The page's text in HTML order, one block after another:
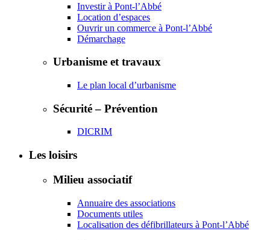
Investir à Pont-l’Abbé
Location d’espaces
Ouvrir un commerce à Pont-l’Abbé
Démarchage
Urbanisme et travaux
Le plan local d’urbanisme
Sécurité – Prévention
DICRIM
Les loisirs
Milieu associatif
Annuaire des associations
Documents utiles
Localisation des défibrillateurs à Pont-l’Abbé